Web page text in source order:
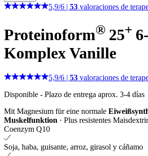
5,9/6 53 valoraciones de
Proteinoform® 25+
KomplexVanille
5,9/6 | 53 valoraciones de
Disponible - Plazo de entrega aprox. 3-4 días
Mit Magnesium für eine normale
Muskelfunktion · Plus resistentes
Coenzym Q10
Soja, haba, guisante, arroz, girasol y cáñamo